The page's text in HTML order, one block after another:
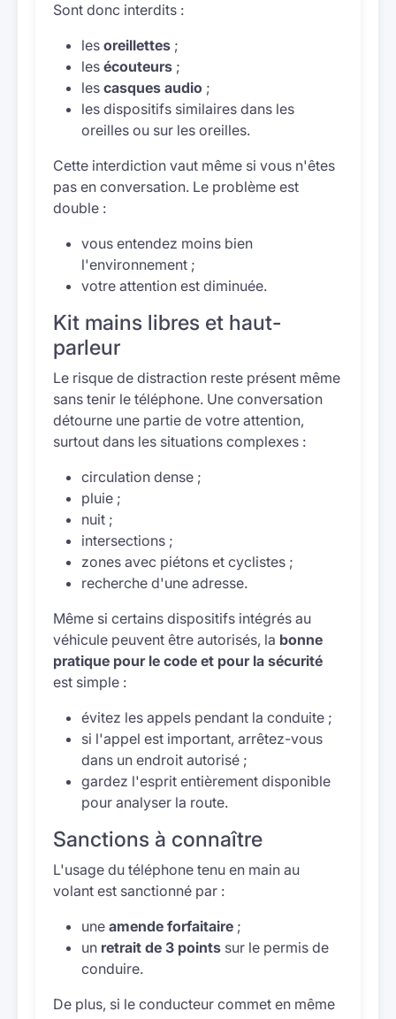
Sont donc interdits :
les oreillettes ;
les écouteurs ;
les casques audio ;
les dispositifs similaires dans les
oreilles ou sur les oreilles.
Cette interdiction vaut même si vous n'êtes
pas en conversation. Le problème est
double :
vous entendez moins bien
l'environnement ;
votre attention est diminuée.
Kit mains libres et haut-
parleur
Le risque de distraction reste présent même
sans tenir le téléphone. Une conversation
détourne une partie de votre attention,
surtout dans les situations complexes :
circulation dense ;
pluie ;
nuit ;
intersections ;
zones avec piétons et cyclistes ;
recherche d'une adresse.
Même si certains dispositifs intégrés au
véhicule peuvent être autorisés, la bonne
pratique pour le code et pour la sécurité
est simple :
évitez les appels pendant la conduite ;
si l'appel est important, arrêtez-vous
dans un endroit autorisé ;
gardez l'esprit entièrement disponible
pour analyser la route.
Sanctions à connaître
L'usage du téléphone tenu en main au
volant est sanctionné par :
une amende forfaitaire ;
un retrait de 3 points sur le permis de
conduire.
De plus, si le conducteur commet en même